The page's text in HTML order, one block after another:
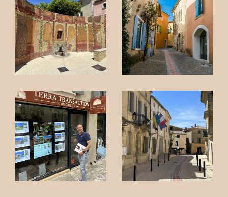
aspirations immobilières.
Nos valeurs ? L’essence de Terra Transaction
repose sur une approche humaine et éthique
du métier. La proximité avec nos clients, la
professionnelle et la confiance mutuelle sont
les piliers qui soutiennent notre réputation.
Notre passion ? Enthousiastes et dévoués au
patrimoine immobilier unique de Saint-Quentin-
la-Poterie, nous nous spécialisons dans la
recherche et la vente de biens de caractère.